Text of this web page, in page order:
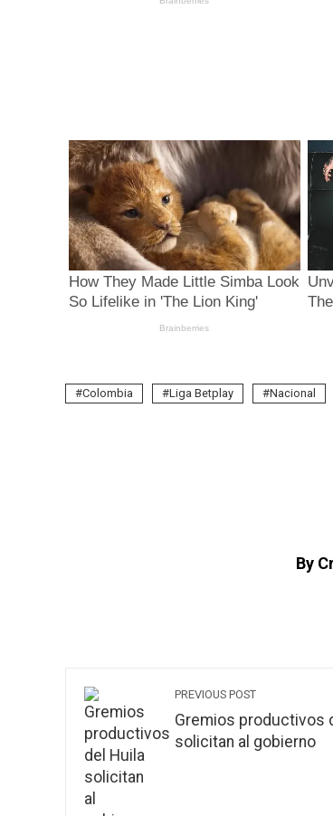
Colombia Liga Betplay Nacional
By
PREVIOUS POST
Gremios productivos
solicitan al gobierno